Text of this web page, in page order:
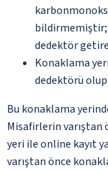
bildirmemiştir;
dedektör
Konaklama
dedektörü
Bu konaklama
Misafirlerin varıştan
yeri ile online kayıt
varıştan önce